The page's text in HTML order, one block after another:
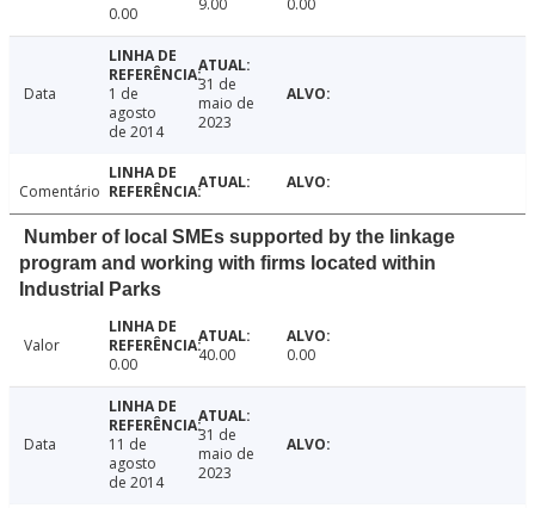
0.00
9.00 0.00
Data
1 de
agosto
de 2014
31 de
maio de
2023
Comentário
Number of local SMEs supported by the linkage
program and working with firms located within
Industrial Parks
Valor
0.00
40.00 0.00
Data
11 de
agosto
de 2014
31 de
maio de
2023